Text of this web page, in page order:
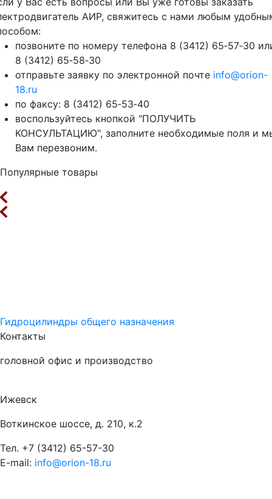
АИР, свяжитесь с нами любым
позвоните по номеру телефона 8 (3412) 65‑57‑30
8 (3412) 65‑58‑30
отправьте заявку по электронной почте info@orion-
18.ru
по факсу: 8 (3412) 65‑53‑40
воспользуйтесь кнопкой "ПОЛУЧИТЬ
КОНСУЛЬТАЦИЮ", заполните необходимые поля и
Вам перезвоним.
Популярные товары
Гидроцилиндры общего назначения
Контакты
головной офис и производство
Ижевск
Воткинское шоссе, д. 210, к.2
Тел. +7 (3412) 65-57-30
E-mail: info@orion-18.ru